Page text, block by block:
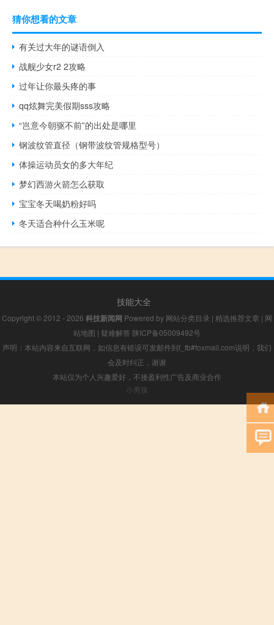
猜你想看的文章
有关过大年的谜语倒入
战舰少女r2 2攻略
过年让你最头疼的事
qq炫舞完美假期sss攻略
“岂意今朝驱不前”的出处是哪里
钢波纹管直径（钢带波纹管规格型号）
体操运动员女的多大年纪
梦幻西游火箭怎么获取
宝宝冬天喝奶粉好吗
冬天适合种什么玉米呢
技能大全
Copyright © 2012 - 2026 科技新闻网 Powered by 网站分类目录 | 精选推荐文章 | 网
站地图 | 疑难解答 陕ICP备05009492号
声明：本站内容来自互联网，如信息有错误可发邮件到f_fb#foxmail.com说明，我们
会及时纠正，谢谢
本站仅为个人兴趣爱好，不接盈利性广告及商业合作
小男孩